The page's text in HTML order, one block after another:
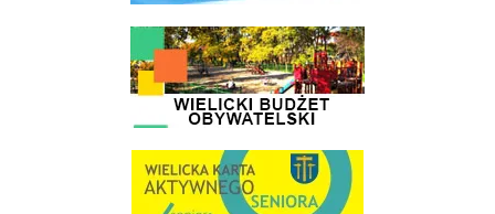
link do strony - Wielicki Budżet Obywatelski
link do strony Wielicka Karta Aktywnego Seniora